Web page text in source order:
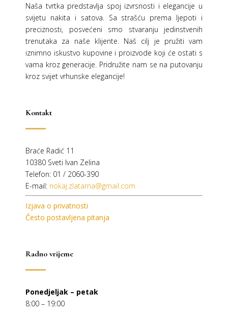
Naša tvrtka predstavlja spoj izvrsnosti i elegancije u
svijetu nakita i satova. Sa strašću prema ljepoti i
preciznosti, posvećeni smo stvaranju jedinstvenih
trenutaka za naše klijente. Naš cilj je pružiti vam
iznimno iskustvo kupovine i proizvode koji će ostati s
vama kroz generacije. Pridružite nam se na putovanju
kroz svijet vrhunske elegancije!
Kontakt
Braće Radić 11
10380 Sveti Ivan Zelina
Telefon: 01 / 2060-390
E-mail: nokaj.zlatarna@gmail.com
Izjava o privatnosti
Često postavljena pitanja
Radno vrijeme
Ponedjeljak – petak
8:00 – 19:00